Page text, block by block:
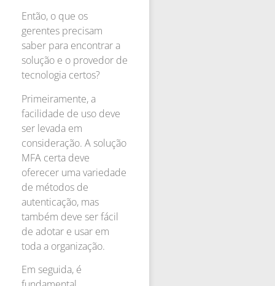
Então, o que os
gerentes precisam
saber para encontrar a
solução e o provedor de
tecnologia certos?
Primeiramente, a
facilidade de uso deve
ser levada em
consideração. A solução
MFA certa deve
oferecer uma variedade
de métodos de
autenticação, mas
também deve ser fácil
de adotar e usar em
toda a organização.
Em seguida, é